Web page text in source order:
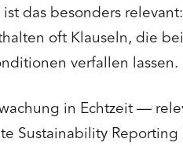
das besonders relevant:
oft Klauseln, die bei
verfallen lassen.
in Echtzeit —
Sustainability